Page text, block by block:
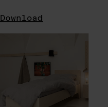
Download